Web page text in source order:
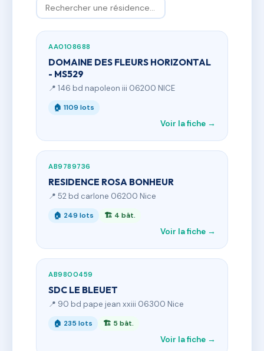
AA0108688
DOMAINE DES FLEURS HORIZONTAL
- MS529
📍 146 bd napoleon iii 06200 NICE
🏠 1109 lots
Voir la fiche →
AB9789736
RESIDENCE ROSA BONHEUR
📍 52 bd carlone 06200 Nice
🏠 249 lots 🏗 4 bât.
Voir la fiche →
AB9800459
SDC LE BLEUET
📍 90 bd pape jean xxiii 06300 Nice
🏠 235 lots 🏗 5 bât.
Voir la fiche →